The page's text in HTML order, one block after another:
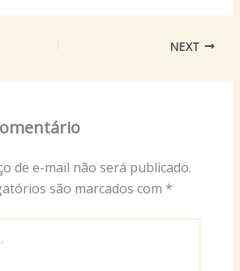
NEXT
de e-mail não será publicado.
são marcados com *